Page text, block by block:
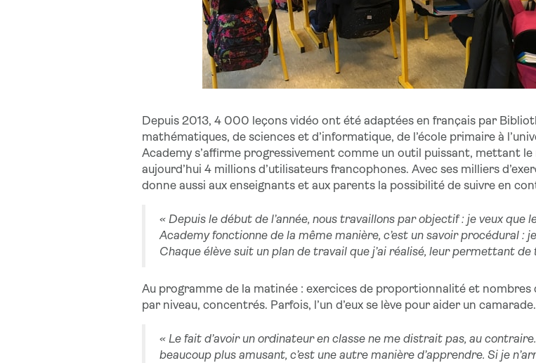
Depuis 2013, 4 000 leçons vidéo ont été adaptées en français par
mathématiques, de sciences et d’informatique, de l’école primaire à
Academy s’affirme progressivement comme un outil puissant, mettant le
aujourd’hui 4 millions d’utilisateurs francophones. Avec ses milliers
donne aussi aux enseignants et aux parents la possibilité de suivre en
« Depuis le début de l’année, nous travaillons par objectif : je veux que
Academy fonctionne de la même manière, c’est un savoir procédural :
Chaque élève suit un plan de travail que j’ai réalisé, leur permettant
Au programme de la matinée : exercices de proportionnalité et nombres
par niveau, concentrés. Parfois, l’un d’eux se lève pour aider un
« Le fait d’avoir un ordinateur en classe ne me distrait pas, au
beaucoup plus amusant, c’est une autre manière d’apprendre. Si je